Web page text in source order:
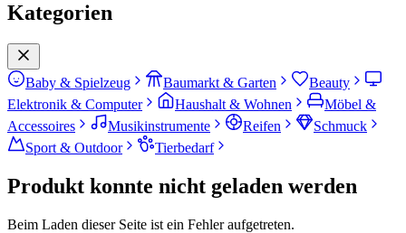
Kategorien
Baby & Spielzeug Baumarkt & Garten
Beauty
Elektronik & Computer
Haushalt & Wohnen
Möbel &
Accessoires
Musikinstrumente Reifen
Schmuck
Sport & Outdoor
Tierbedarf
Produkt konnte nicht geladen werden
Beim Laden dieser Seite ist ein Fehler aufgetreten.